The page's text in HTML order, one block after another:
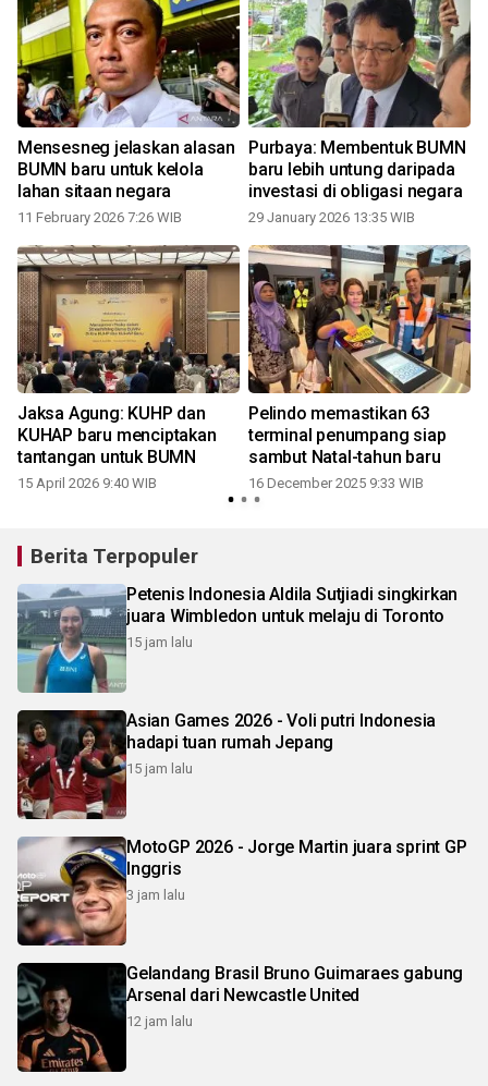
Mensesneg jelaskan alasan
BUMN baru untuk kelola
lahan sitaan negara
11 February 2026 7:26 WIB
Purbaya: Membentuk BUMN
baru lebih untung daripada
investasi di obligasi negara
29 January 2026 13:35 WIB
Jaksa Agung: KUHP dan
KUHAP baru menciptakan
tantangan untuk BUMN
15 April 2026 9:40 WIB
Pelindo memastikan 63
terminal penumpang siap
sambut Natal-tahun baru
16 December 2025 9:33 WIB
Berita Terpopuler
Petenis Indonesia Aldila Sutjiadi singkirkan
juara Wimbledon untuk melaju di Toronto
15 jam lalu
Asian Games 2026 - Voli putri Indonesia
hadapi tuan rumah Jepang
15 jam lalu
MotoGP 2026 - Jorge Martin juara sprint GP
Inggris
3 jam lalu
Gelandang Brasil Bruno Guimaraes gabung
Arsenal dari Newcastle United
12 jam lalu